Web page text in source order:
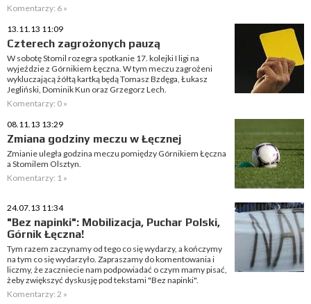
Komentarzy: 6 »
13.11.13 11:09
Czterech zagrożonych pauzą
W sobotę Stomil rozegra spotkanie 17. kolejki I ligi na
wyjeździe z Górnikiem Łęczna. W tym meczu zagrożeni
wykluczającą żółtą kartką będą Tomasz Bzdęga, Łukasz
Jegliński, Dominik Kun oraz Grzegorz Lech.
Komentarzy: 0 »
08.11.13 13:29
Zmiana godziny meczu w Łęcznej
Zmianie uległa godzina meczu pomiędzy Górnikiem Łęczna
a Stomilem Olsztyn.
Komentarzy: 1 »
24.07.13 11:34
"Bez napinki": Mobilizacja, Puchar Polski,
Górnik Łęczna!
Tym razem zaczynamy od tego co się wydarzy, a kończymy
na tym co się wydarzyło. Zapraszamy do komentowania i
liczmy, że zaczniecie nam podpowiadać o czym mamy pisać,
żeby zwiększyć dyskusję pod tekstami "Bez napinki".
Komentarzy: 2 »